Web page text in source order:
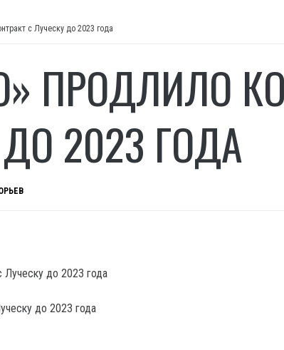
с Луческу до 2023 года
ПРОДЛИЛО
2023 ГОДА
до 2023 года